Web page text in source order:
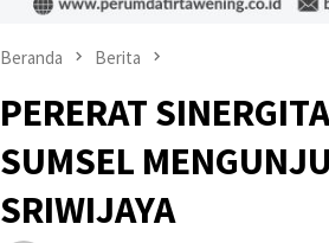
Beranda Berita
PERERAT
SUMSEL
SRIWIJAYA